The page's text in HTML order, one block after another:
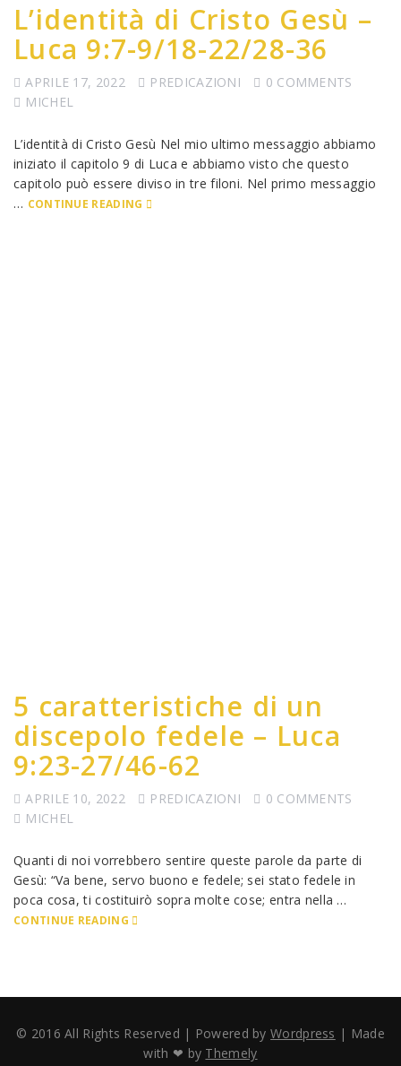
L’identità di Cristo Gesù –
Luca 9:7-9/18-22/28-36
APRILE 17, 2022 PREDICAZIONI
0 COMMENTS
MICHEL
L’identità di Cristo Gesù Nel mio ultimo messaggio abbiamo
iniziato il capitolo 9 di Luca e abbiamo visto che questo
capitolo può essere diviso in tre filoni. Nel primo messaggio
… CONTINUE READING
5 caratteristiche di un
discepolo fedele – Luca
9:23-27/46-62
APRILE 10, 2022 PREDICAZIONI
0 COMMENTS
MICHEL
Quanti di noi vorrebbero sentire queste parole da parte di
Gesù: “Va bene, servo buono e fedele; sei stato fedele in
poca cosa, ti costituirò sopra molte cose; entra nella …
CONTINUE READING
© 2016 All Rights Reserved | Powered byWordpress | Made
with ❤ by Themely